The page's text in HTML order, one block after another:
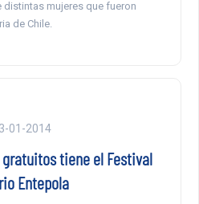
distintas mujeres que fueron
de Chile.
01-2014
tiene el Festival
Entepola